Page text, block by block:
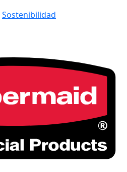
Sostenibilidad